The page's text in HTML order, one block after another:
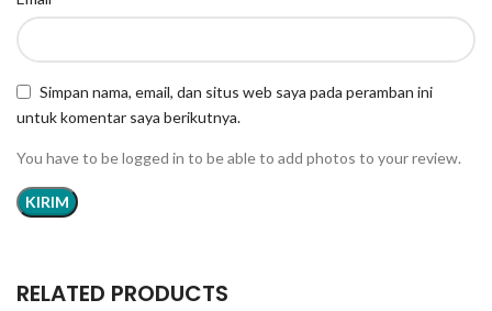
Simpan nama, email, dan situs web saya pada peramban ini
untuk komentar saya berikutnya.
You have to be logged in to be able to add photos to your review.
RELATED PRODUCTS